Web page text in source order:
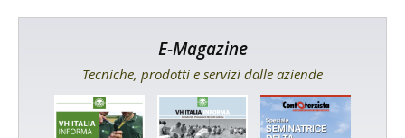
E-Magazine
Tecniche, prodotti e servizi dalle aziende